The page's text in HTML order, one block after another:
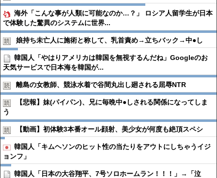
海外「こんな事が人類に可能なのか…？」 ロシア人留学生が日本
で体験した驚異のシステムに世界...
娘持ち未亡人に施術と称して、乳首責め→立ちバック→中●︎し
韓国人「やはりアメリカは韓国を無視するんだね」Googleのお
天気サービスで日本海を韓国が...
離島の女教師、競泳水着で谷間丸出し廻される屈辱NTR
【悲報】妹(パイパン)、兄に毎晩中●︎しされる関係になってしま
う
【動画】初体験3本番オール顔射、美少女が何度も絶頂スペシ
韓国人「キムヘソンのヒット性の当たりをアウトにしちゃうイジ
ョンフ」
韓国人「日本の大谷翔平、7号ソロホームラン！！！」→「泣